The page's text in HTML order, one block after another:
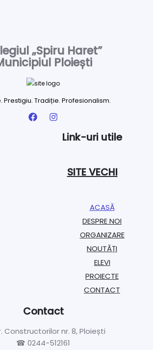
„Spiru Haret”
Ploiești
Prestigiu. Tradiție. Profesionalism.
Link-uri utile
SITE VECHI
ACASĂ
DESPRE NOI
ORGANIZARE​
NOUTĂȚI
ELEVI
PROIECTE​
CONTACT
Contact
Constructorilor nr. 8, Ploiești
☎ 0244-512161